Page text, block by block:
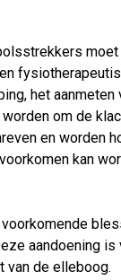
het
om de
en worden
kan
aandoening
van de elleboog.